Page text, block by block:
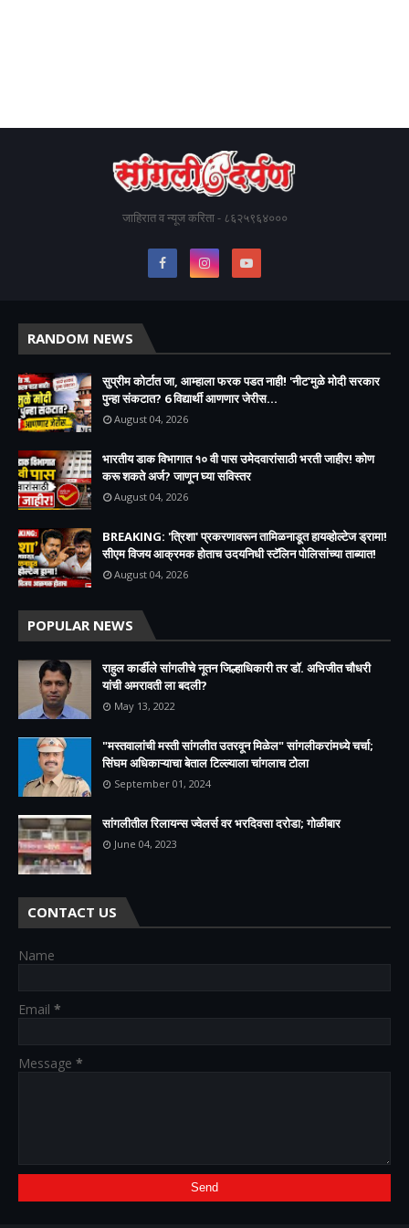
जाहिरात व न्यूज करिता - ८६२५९६४०००
RANDOM NEWS
सुप्रीम कोर्टात जा, आम्हाला फरक पडत नाही! 'नीट'मुळे मोदी सरकार
पुन्हा संकटात? 6 विद्यार्थी आणणार जेरीस...
August 04, 2026
भारतीय डाक विभागात १० वी पास उमेदवारांसाठी भरती जाहीर! कोण
करू शकते अर्ज? जाणून घ्या सविस्तर
August 04, 2026
BREAKING: 'त्रिशा' प्रकरणावरून तामिळनाडूत हायव्होल्टेज ड्रामा!
सीएम विजय आक्रमक होताच उदयनिधी स्टॅलिन पोलिसांच्या ताब्यात!
August 04, 2026
POPULAR NEWS
राहुल कार्डीले सांगलीचे नूतन जिल्हाधिकारी तर डॉ. अभिजीत चौधरी
यांची अमरावती ला बदली?
May 13, 2022
"मस्तवालांची मस्ती सांगलीत उतरवून मिळेल" सांगलीकरांमध्ये चर्चा;
सिंघम अधिकाऱ्याचा बेताल टिल्ल्याला चांगलाच टोला
September 01, 2024
सांगलीतील रिलायन्स ज्वेलर्स वर भरदिवसा दरोडा; गोळीबार
June 04, 2023
CONTACT US
Name
Email *
Message *